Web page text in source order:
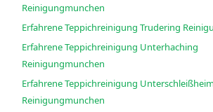
Reinigungmunchen
Erfahrene
Erfahrene Teppichreinigung Unterhaching
Reinigungmunchen
Erfahrene Teppichreinigung
Reinigungmunchen